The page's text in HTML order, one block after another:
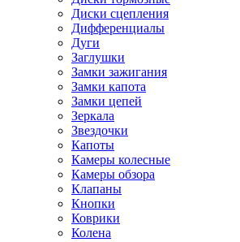
Диски сцепления
Дифференциалы
Дуги
Заглушки
Замки зажигания
Замки капота
Замки цепей
Зеркала
Звездочки
Капоты
Камеры колесные
Камеры обзора
Клапаны
Кнопки
Коврики
Колена